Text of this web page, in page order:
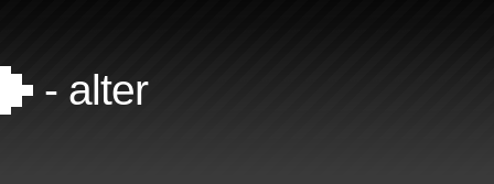
- alter